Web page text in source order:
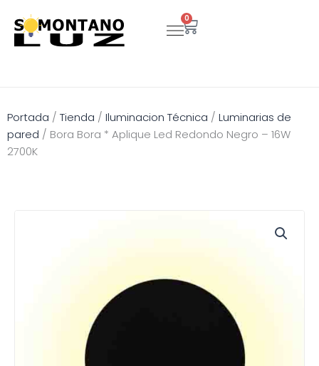
contenido
0
Carrito
Portada / Tienda / Iluminacion Técnica / Luminarias de
pared / Bora Bora * Aplique Led Redondo Negro – 16W
2700K